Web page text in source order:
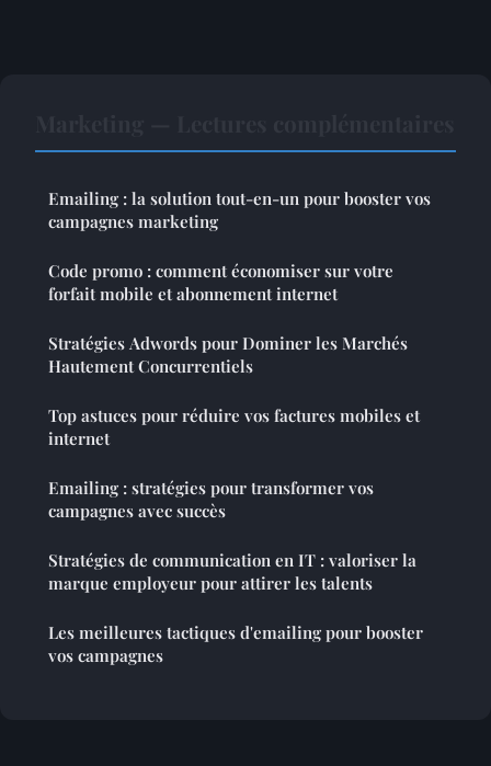
Emailing : la solution tout-en-un pour booster vos
campagnes marketing
Code promo : comment économiser sur votre
forfait mobile et abonnement internet
Stratégies Adwords pour Dominer les Marchés
Hautement Concurrentiels
Top astuces pour réduire vos factures mobiles et
internet
Emailing : stratégies pour transformer vos
campagnes avec succès
Stratégies de communication en IT : valoriser la
marque employeur pour attirer les talents
Les meilleures tactiques d'emailing pour booster
vos campagnes